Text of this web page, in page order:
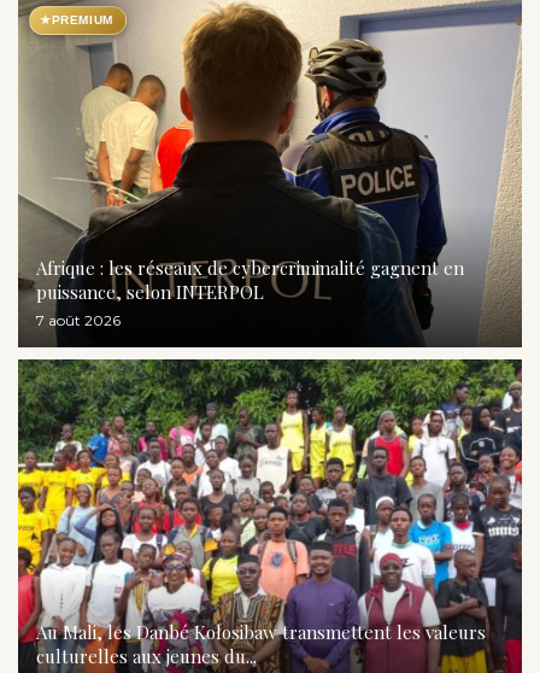
★PREMIUM
Afrique : les réseaux de cybercriminalité gagnent en
puissance, selon INTERPOL
7 août 2026
Au Mali, les Danbé Kolosibaw transmettent les valeurs
culturelles aux jeunes du...